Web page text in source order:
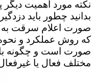
نکته مورد اهمیت
بدانید چطور باید
صورت اعلام سرقت به
که روش عملکرد و
صورت است و چگونه
مختلف فعال یا